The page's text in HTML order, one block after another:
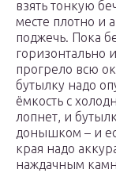
взять тонкую
месте плотно и
поджечь. Пока
горизонтально
прогрело всю
бутылку надо
ёмкость с
лопнет, и
донышком – и
края надо
наждачным